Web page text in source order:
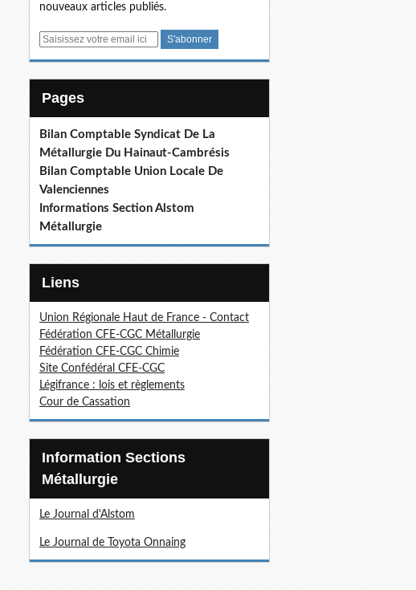
nouveaux articles publiés.
E
Pages
Bilan Comptable Syndicat De La
Métallurgie Du Hainaut-Cambrésis
Bilan Comptable Union Locale De
Valenciennes
Informations Section Alstom
Métallurgie
Liens
Union Régionale Haut de France - Contact
Fédération CFE-CGC Métallurgie
Fédération CFE-CGC Chimie
Site Confédéral CFE-CGC
Légifrance : lois et règlements
Cour de Cassation
Information Sections
Métallurgie
Le Journal d'Alstom
Le Journal de Toyota Onnaing